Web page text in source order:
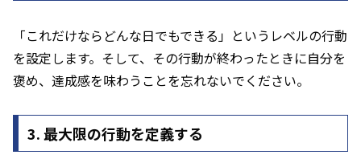
「これだけならどんな日でもできる」というレベルの行動
を設定します。そして、その行動が終わったときに自分を
褒め、達成感を味わうことを忘れないでください。
3. 最大限の行動を定義する